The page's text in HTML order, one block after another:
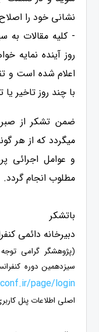
نشانی خود را
روز آینده نمایه
اعلام شده است و
با چند روز تاخیر
ضمن تشکر از
میگردد که از هر
و عوامل اجرائی
مطلوب انجام گردد.
باتشکر
دبیرخانه دائمی
(پژوهشگر گرامی
سیزدهمین دوره
page/login
اصلی اطلاعات پنل